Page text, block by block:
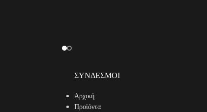
ΣΎΝΔΕΣΜΟΙ
Αρχική
Προϊόντα